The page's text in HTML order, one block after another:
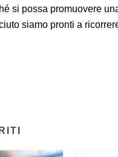
si possa promuovere
siamo pronti a